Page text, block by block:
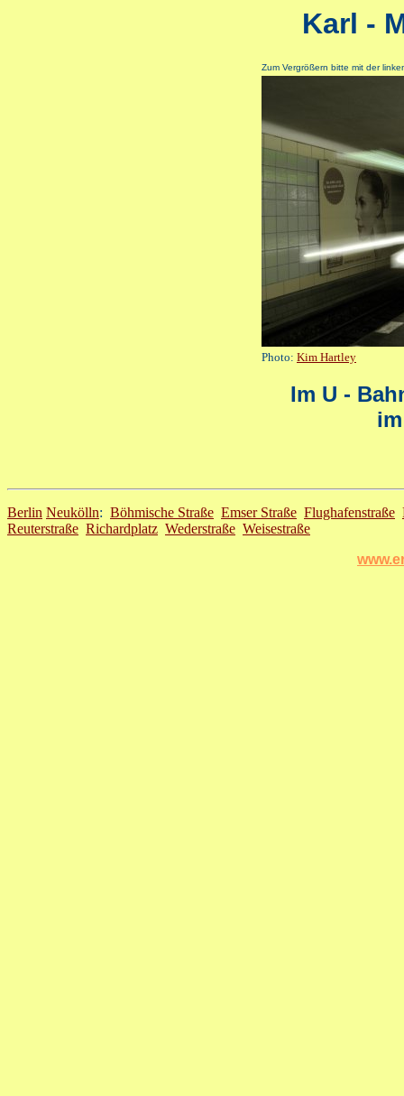
Karl -
Zum Vergrößern bitte mit der
Photo: Kim Hartley
Im U -
Berlin Neukölln: Böhmische Straße Emser Straße Flughafenstraße
Reuterstraße Richardplatz Wederstraße Weisestraße